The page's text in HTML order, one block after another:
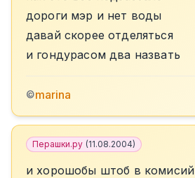
дороги мэр и нет воды
давай скорее отделяться
и гондурасом два назвать
©marina
Перашки.ру (11.08.2004)
и хорошобы штоб в комисий